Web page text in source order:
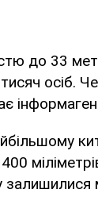
до 33
осіб.